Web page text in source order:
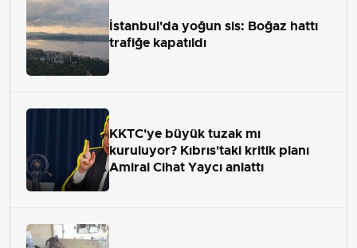
İstanbul'da yoğun sis: Boğaz hattı
trafiğe kapatıldı
KKTC'ye büyük tuzak mı
kuruluyor? Kıbrıs'taki kritik planı
Amiral Cihat Yaycı anlattı